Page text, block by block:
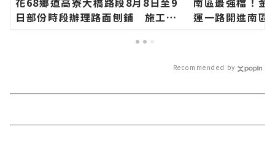
日部份時段辦理路面刨鋪 施工期
間道路封閉請用路人提前改道∣花
蓮新聞網官方網站各類新聞－最快
運一路開進南區
針花季 消費滿
地資訊！
Recommended by